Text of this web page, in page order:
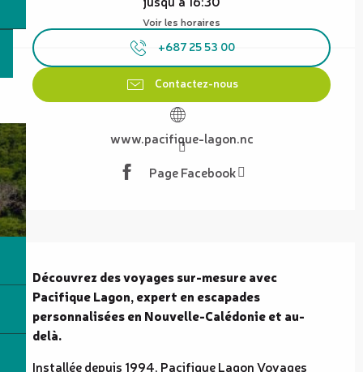
Voir les horaires
+687 25 53 00
Contactez-nous
www.pacifique-lagon.nc
Page Facebook
Découvrez des voyages sur-mesure avec
Pacifique Lagon, expert en escapades
personnalisées en Nouvelle-Calédonie et au-
delà.
Installée depuis 1994, Pacifique Lagon Voyages